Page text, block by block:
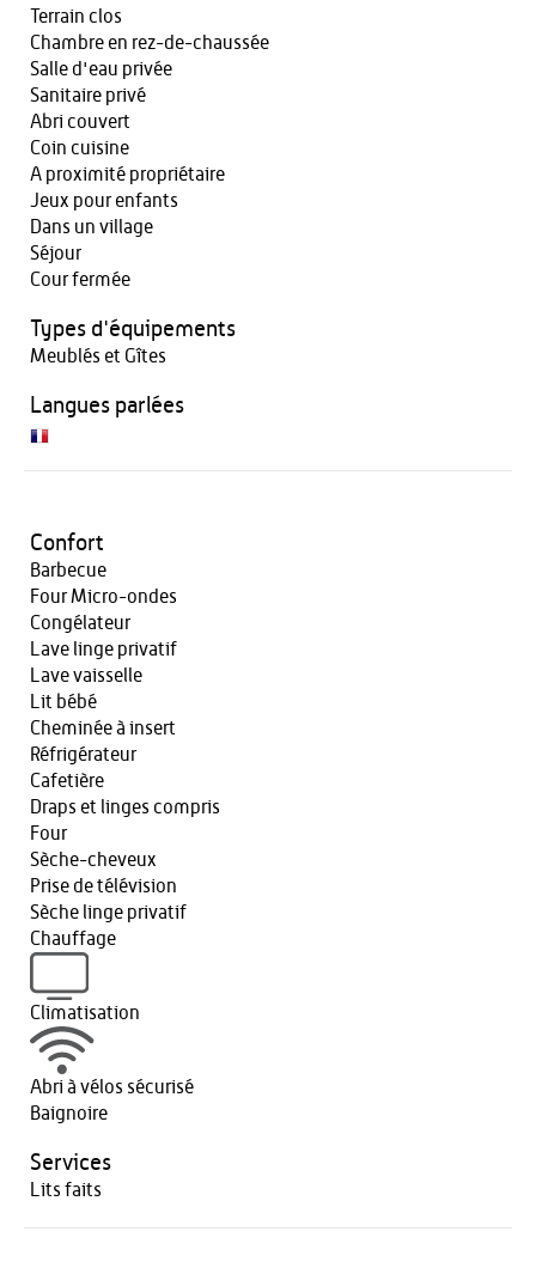
Terrain clos
Chambre en rez-de-chaussée
Salle d'eau privée
Sanitaire privé
Abri couvert
Coin cuisine
A proximité propriétaire
Jeux pour enfants
Dans un village
Séjour
Cour fermée
Types d'équipements
Meublés et Gîtes
Langues parlées
Confort
Barbecue
Four Micro-ondes
Congélateur
Lave linge privatif
Lave vaisselle
Lit bébé
Cheminée à insert
Réfrigérateur
Cafetière
Draps et linges compris
Four
Sèche-cheveux
Prise de télévision
Sèche linge privatif
Chauffage
Climatisation
Abri à vélos sécurisé
Baignoire
Services
Lits faits